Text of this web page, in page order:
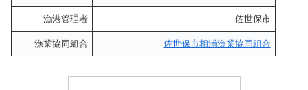
漁港管理者 佐世保市
漁業協同組合 佐世保市相浦漁業協同組合